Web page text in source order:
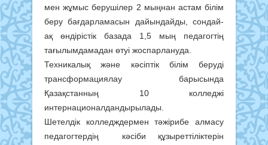
мен жұмыс берушілер 2 мыңнан астам білім
беру бағдарламасын дайындайды, сондай-
ақ өндірістік базада 1,5 мың педагогтің
тағылымдамадан өтуі жоспарлануда.
Техникалық және кәсіптік білім беруді
трансформациялау барысында
Қазақстанның 10 колледжі
интернационалдандырылады.
Шетелдік колледждермен тәжірибе алмасу
педагогтердің кәсіби құзыреттіліктерін